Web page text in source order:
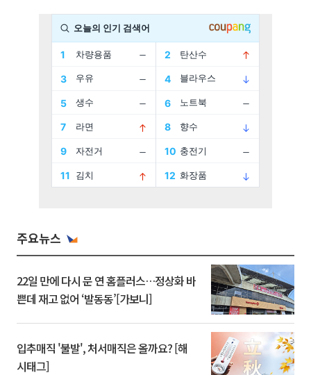
주요뉴스
22일 만에 다시 문 연 홈플러스…정상화 바
쁜데 재고 없어 ‘발동동’[가보니]
입추매직 '불발', 처서매직은 올까요? [해
시태그]